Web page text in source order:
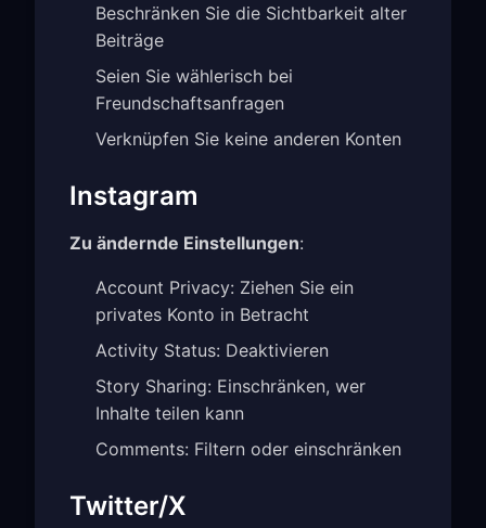
Beschränken Sie die Sichtbarkeit alter
Beiträge
Seien Sie wählerisch bei
Freundschaftsanfragen
Verknüpfen Sie keine anderen Konten
Instagram
Zu ändernde Einstellungen:
Account Privacy: Ziehen Sie ein
privates Konto in Betracht
Activity Status: Deaktivieren
Story Sharing: Einschränken, wer
Inhalte teilen kann
Comments: Filtern oder einschränken
Twitter/X